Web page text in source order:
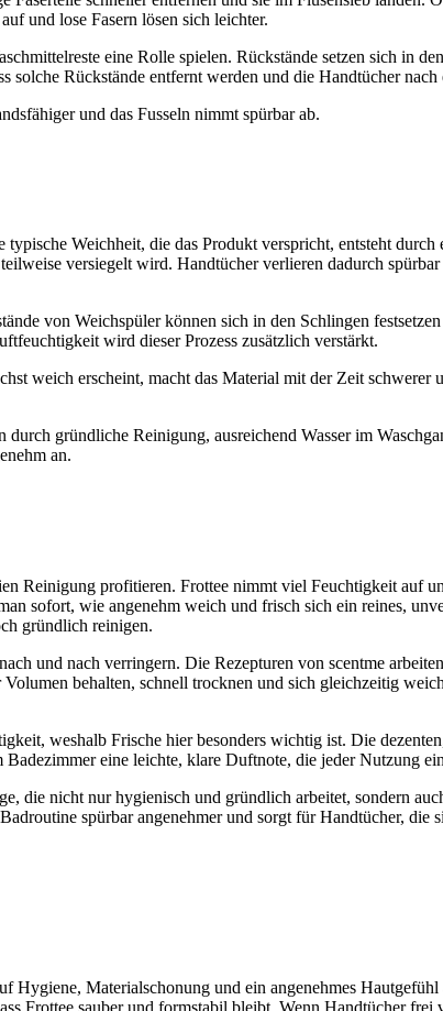
und lose Fasern lösen sich leichter.
eine Rolle spielen. Rückstände setzen sich in
solche Rückstände entfernt werden und die Handtücher
und das Fusseln nimmt spürbar ab.
Weichheit, die das Produkt verspricht, entsteht
versiegelt wird. Handtücher verlieren dadurch
von Weichspüler können sich in den Schlingen
wird dieser Prozess zusätzlich verstärkt.
weich erscheint, macht das Material mit der Zeit
gründliche Reinigung, ausreichend Wasser im
an.
Reinigung profitieren. Frottee nimmt viel Feuchtigkeit auf
sofort, wie angenehm weich und frisch sich ein reines,
gründlich reinigen.
und nach verringern. Die Rezepturen von scentme
behalten, schnell trocknen und sich gleichzeitig
weshalb Frische hier besonders wichtig ist. Die
Badezimmer eine leichte, klare Duftnote, die jeder Nutzung
die nicht nur hygienisch und gründlich arbeitet, sondern
spürbar angenehmer und sorgt für Handtücher, die
Hygiene, Materialschonung und ein angenehmes
Frottee sauber und formstabil bleibt. Wenn Handtücher